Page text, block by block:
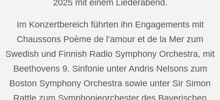
2025 mit einem Liederabend.
Im Konzertbereich führten ihn Engagements mit
Chaussons Poème de l’amour et de la Mer zum
Swedish und Finnish Radio Symphony Orchestra, mit
Beethovens 9. Sinfonie unter Andris Nelsons zum
Boston Symphony Orchestra sowie unter Sir Simon
Rattle zum Symphonieorchester des Bayerischen